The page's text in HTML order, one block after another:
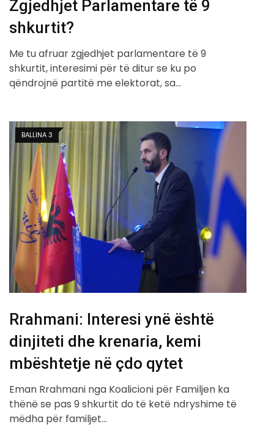
Zgjedhjet Parlamentare të 9
shkurtit?
Me tu afruar zgjedhjet parlamentare të 9
shkurtit, interesimi për të ditur se ku po
qëndrojnë partitë me elektorat, sa…
BALLINA 3
Rrahmani: Interesi ynë është
dinjiteti dhe krenaria, kemi
mbështetje në çdo qytet
Eman Rrahmani nga Koalicioni për Familjen ka
thënë se pas 9 shkurtit do të ketë ndryshime të
mëdha për familjet…